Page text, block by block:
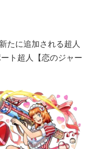
たに追加される超人
ト超人【恋のジャー